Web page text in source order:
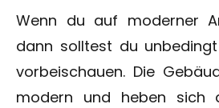
Wenn du auf moderner
dann solltest du
vorbeischauen. Die
modern und heben sich